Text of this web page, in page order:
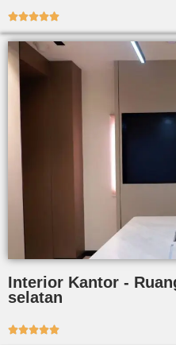

Interior Kantor -
selatan
